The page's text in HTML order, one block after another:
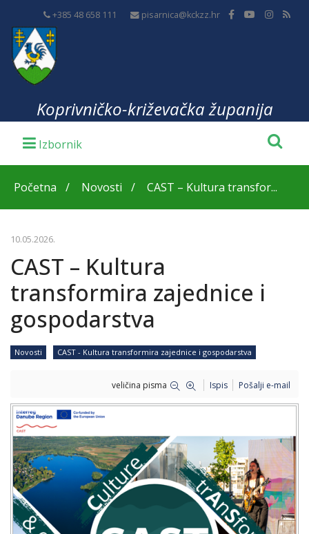
+385 48 658 111 pisarnica@kckzz.hr
Koprivničko-križevačka županija
Početna Novosti CAST – Kultura transfor...
10.05.2026.
CAST – Kultura
transformira zajednice i
gospodarstva
Novosti CAST - Kultura transformira zajednice i gospodarstva
veličina pisma Ispis Pošalji e-mail